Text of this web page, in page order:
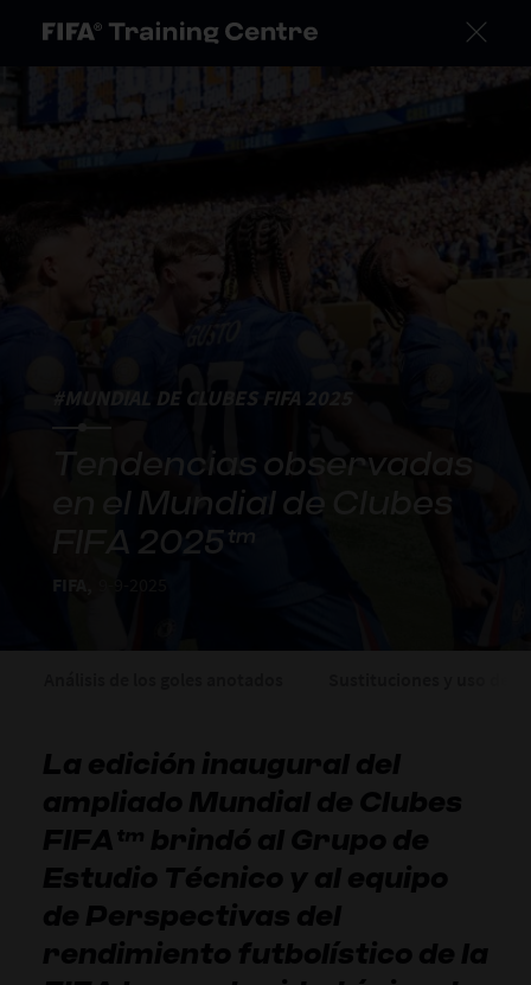
#MUNDIAL DE CLUBES FIFA 2025
Tendencias observadas
en el Mundial de Clubes
FIFA 2025™
La edición inaugural del
ampliado Mundial de Clubes
FIFA™ brindó al Grupo de
Estudio Técnico y al equipo
de Perspectivas del
rendimiento futbolístico de la